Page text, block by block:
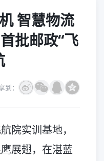
智慧物流
批邮政“飞
到：
院实训基地，
展翅，在湛蓝